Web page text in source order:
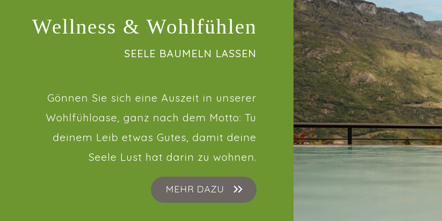
Wellness & Wohlfühlen
SEELE BAUMELN LASSEN
Gönnen Sie sich eine Auszeit in unserer
Wohlfühloase, ganz nach dem Motto: Tu
deinem Leib etwas Gutes, damit deine
Seele Lust hat darin zu wohnen.
MEHR DAZU